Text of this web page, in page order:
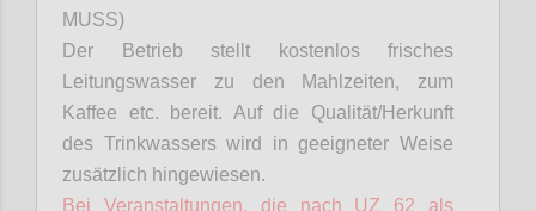
MUSS)
Der Betrieb stellt kostenlos frisches
Leitungswasser zu den Mahlzeiten, zum
Kaffee etc. bereit. Auf die Qualität/Herkunft
des Trinkwassers wird in geeigneter Weise
zusätzlich hingewiesen.
Bei Veranstaltungen, die nach UZ 62 als